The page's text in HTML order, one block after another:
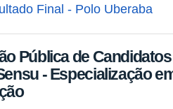
Final - Polo Uberaba
Pública de
- Especialização